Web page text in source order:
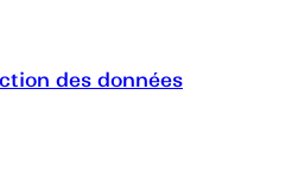
des données